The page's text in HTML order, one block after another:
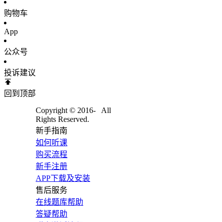
购物车
App
公众号
投诉建议
回到顶部
Copyright © 2016-
All
Rights Reserved.
新手指南
如何听课
购买流程
新手注册
APP下载及安装
售后服务
在线题库帮助
答疑帮助